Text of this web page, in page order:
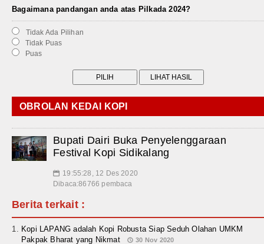
Bagaimana pandangan anda atas Pilkada 2024?
Tidak Ada Pilihan
Tidak Puas
Puas
OBROLAN KEDAI KOPI
Bupati Dairi Buka Penyelenggaraan
Festival Kopi Sidikalang
📅 19:55:28, 12 Des 2020
Dibaca:86766 pembaca
Berita terkait :
Kopi LAPANG adalah Kopi Robusta Siap Seduh Olahan UMKM
Pakpak Bharat yang Nikmat
30 Nov 2020